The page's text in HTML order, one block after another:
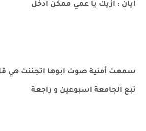
ايان : ازيك يا عمي ممكن ادخل
سمعت أمنية صوت ابوها اتجننت هي
تبع الجامعة اسبوعين و راجعة